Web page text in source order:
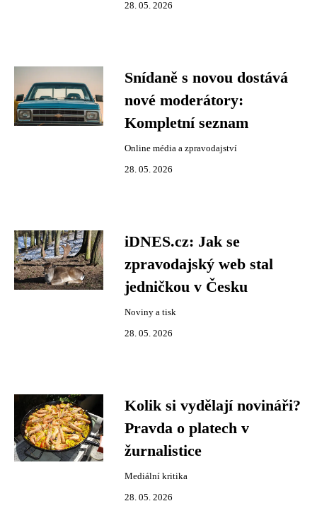
28. 05. 2026
Snídaně s novou dostává
nové moderátory:
Kompletní seznam
Online média a zpravodajství
28. 05. 2026
iDNES.cz: Jak se
zpravodajský web stal
jedničkou v Česku
Noviny a tisk
28. 05. 2026
Kolik si vydělají novináři?
Pravda o platech v
žurnalistice
Mediální kritika
28. 05. 2026